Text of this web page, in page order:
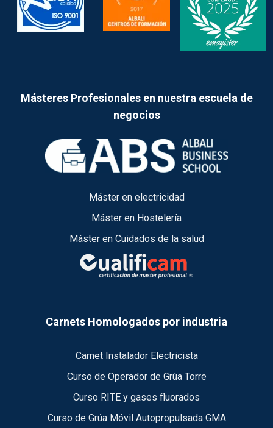
Másteres Profesionales en nuestra escuela de
negocios
Máster en electricidad
Máster en Hostelería
Máster en Cuidados de la salud
Carnets Homologados por industria
Carnet Instalador Electricista
Curso de Operador de Grúa Torre
Curso RITE y gases fluorados
Curso de Grúa Móvil Autopropulsada GMA